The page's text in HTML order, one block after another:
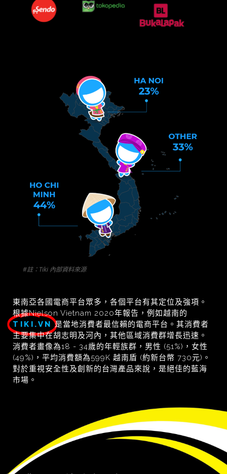
#註：Tiki 內部資料來源
東南亞各國電商平台眾多，各個平台有其定位及強項。
根據Nielson Vietnam 2020年報告，例如越南的
TIKI.VN 是當地消費者最信賴的電商平台。其消費者
主要集中在胡志明及河內，其他區域消費群增長迅速。
消費者畫像為18 - 34歲的年輕族群，男性 (51%)，女性
(49%)，平均消費額為599K 越南盾 (約新台幣 730元)。
對於重視安全性及創新的台灣產品來說，是絕佳的藍海
市場。